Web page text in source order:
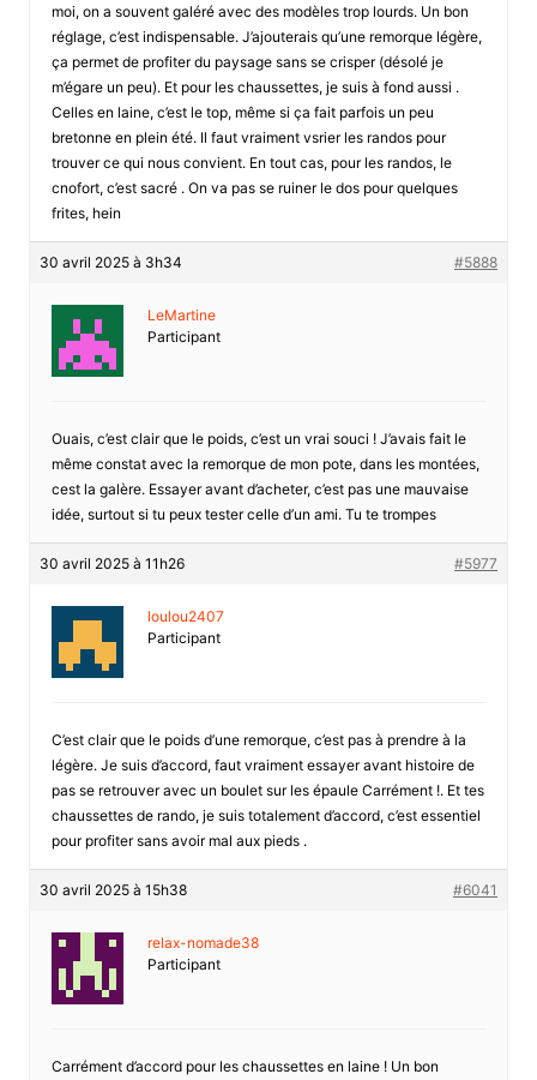
moi, on a souvent galéré avec des modèles trop lourds. Un bon
réglage, c’est indispensable. J’ajouterais qu’une remorque légère,
ça permet de profiter du paysage sans se crisper (désolé je
m’égare un peu). Et pour les chaussettes, je suis à fond aussi .
Celles en laine, c’est le top, même si ça fait parfois un peu
bretonne en plein été. Il faut vraiment vsrier les randos pour
trouver ce qui nous convient. En tout cas, pour les randos, le
cnofort, c’est sacré . On va pas se ruiner le dos pour quelques
frites, hein
30 avril 2025 à 3h34 #5888
LeMartine
Participant
Ouais, c’est clair que le poids, c’est un vrai souci ! J’avais fait le
même constat avec la remorque de mon pote, dans les montées,
cest la galère. Essayer avant d’acheter, c’est pas une mauvaise
idée, surtout si tu peux tester celle d’un ami. Tu te trompes
30 avril 2025 à 11h26 #5977
loulou2407
Participant
C’est clair que le poids d’une remorque, c’est pas à prendre à la
légère. Je suis d’accord, faut vraiment essayer avant histoire de
pas se retrouver avec un boulet sur les épaule Carrément !. Et tes
chaussettes de rando, je suis totalement d’accord, c’est essentiel
pour profiter sans avoir mal aux pieds .
30 avril 2025 à 15h38 #6041
relax-nomade38
Participant
Carrément d’accord pour les chaussettes en laine ! Un bon